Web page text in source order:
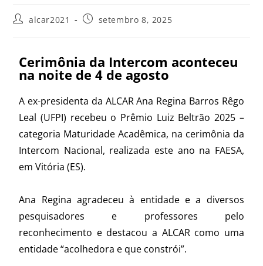
alcar2021 setembro 8, 2025
Cerimônia da Intercom aconteceu
na noite de 4 de agosto
A ex-presidenta da ALCAR Ana Regina Barros Rêgo
Leal (UFPI) recebeu o Prêmio Luiz Beltrão 2025 –
categoria Maturidade Acadêmica, na cerimônia da
Intercom Nacional, realizada este ano na FAESA,
em Vitória (ES).
Ana Regina agradeceu à entidade e a diversos
pesquisadores e professores pelo
reconhecimento e destacou a ALCAR como uma
entidade “acolhedora e que constrói”.